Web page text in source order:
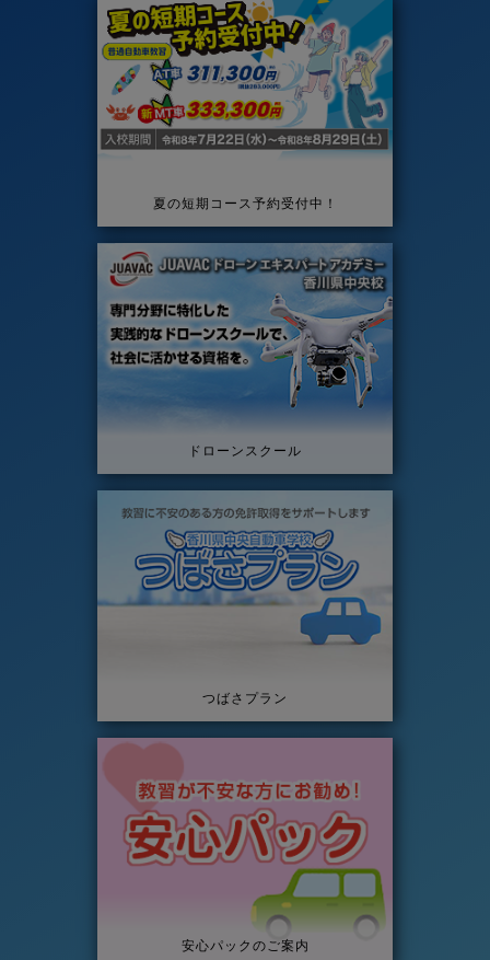
夏の短期コース予約受付中！
ドローンスクール
つばさプラン
安心パックのご案内